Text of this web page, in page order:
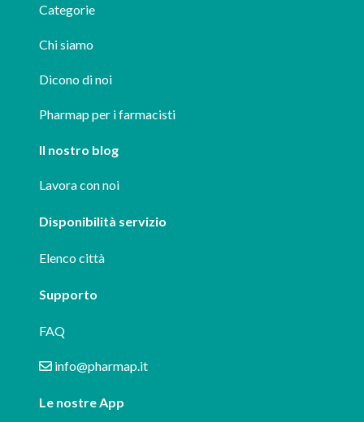
Categorie
Chi siamo
Dicono di noi
Pharmap per i farmacisti
Il nostro blog
Lavora con noi
Disponibilità servizio
Elenco città
Supporto
FAQ
info@pharmap.it
Le nostre App